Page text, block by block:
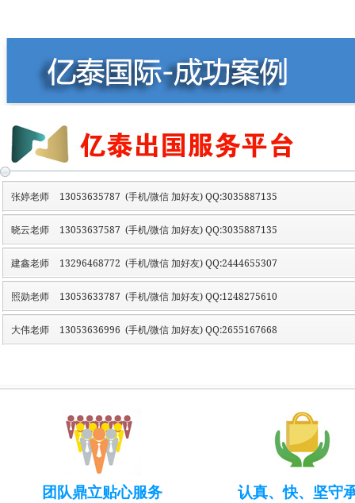
张婷老师 13053635787 (手机/微信 加好友) QQ:3035887135
晓云老师 13053637587 (手机/微信 加好友) QQ:3035887135
建鑫老师 13296468772 (手机/微信 加好友) QQ:2444655307
照勋老师 13053633787 (手机/微信 加好友) QQ:1248275610
大伟老师 13053636996 (手机/微信 加好友) QQ:2655167668
团队鼎立贴心服务 认真、快、坚守